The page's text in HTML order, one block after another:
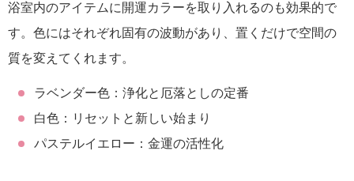
浴室内のアイテムに開運カラーを取り入れるのも効果的で
す。色にはそれぞれ固有の波動があり、置くだけで空間の
質を変えてくれます。
ラベンダー色：浄化と厄落としの定番
白色：リセットと新しい始まり
パステルイエロー：金運の活性化